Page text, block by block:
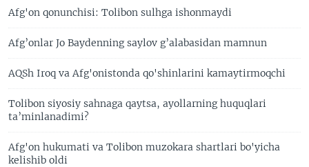
Afg'on qonunchisi: Tolibon sulhga ishonmaydi
Afg’onlar Jo Baydenning saylov g’alabasidan mamnun
AQSh Iroq va Afg'onistonda qo'shinlarini kamaytirmoqchi
Tolibon siyosiy sahnaga qaytsa, ayollarning huquqlari
ta’minlanadimi?
Afg'on hukumati va Tolibon muzokara shartlari bo'yicha
kelishib oldi